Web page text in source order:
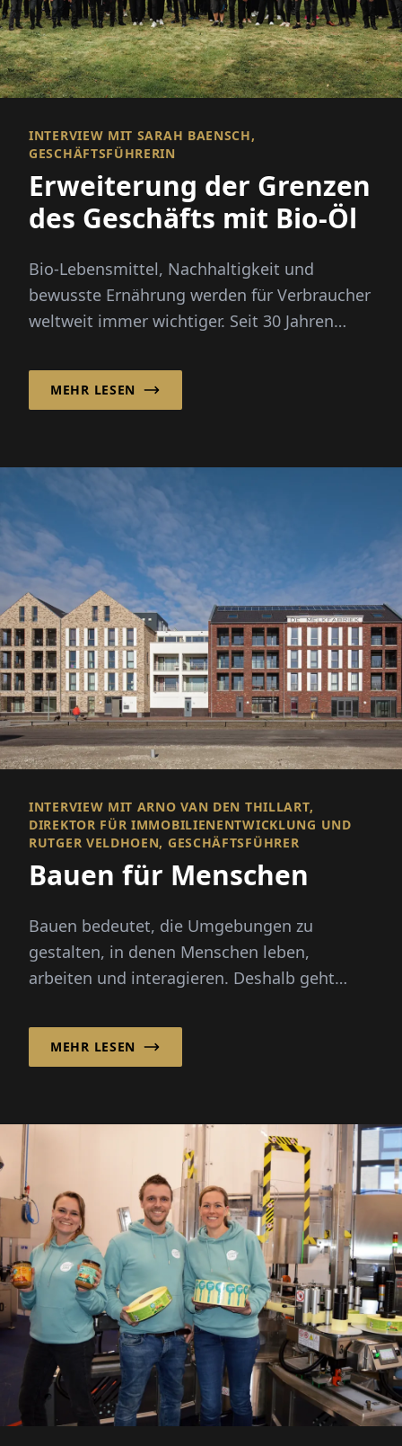
INTERVIEW MIT SARAH BAENSCH,
GESCHÄFTSFÜHRERIN
Erweiterung der Grenzen
des Geschäfts mit Bio-Öl
Bio-Lebensmittel, Nachhaltigkeit und
bewusste Ernährung werden für Verbraucher
weltweit immer wichtiger. Seit 30 Jahren
traditionelles Handwerk mit Biokompetenz
und bietet ein umfangreiches Portfolio an
MEHR LESEN
INTERVIEW MIT ARNO VAN DEN THILLART,
DIREKTOR FÜR IMMOBILIENENTWICKLUNG UND
RUTGER VELDHOEN, GESCHÄFTSFÜHRER
Bauen für Menschen
Bauen bedeutet, die Umgebungen zu
gestalten, in denen Menschen leben,
arbeiten und interagieren. Deshalb geht
MEHR LESEN